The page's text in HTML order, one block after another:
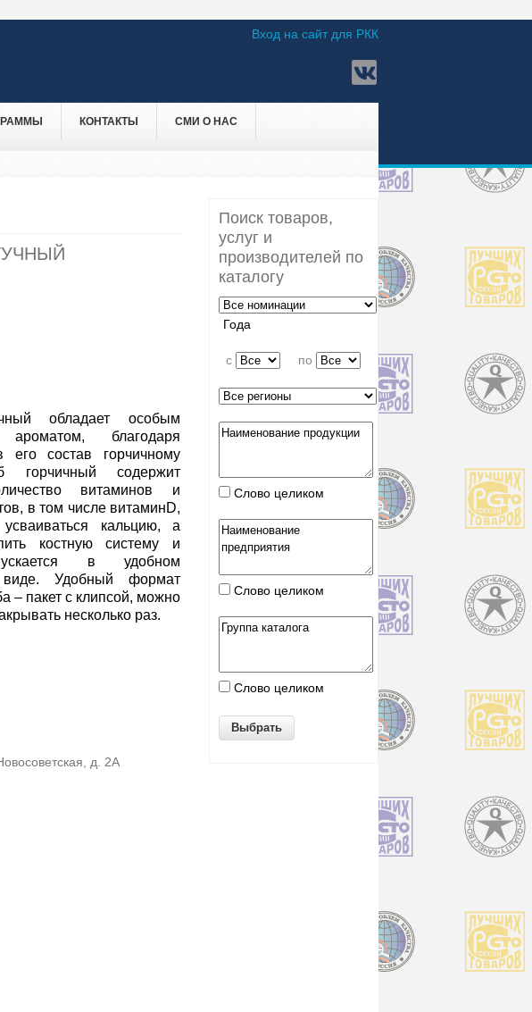
Вход на сайт для РКК
КОНТАКТЫ СМИ О НАС
обладает особым
благодаря
его состав горчичному
горчичный содержит
витаминов и
в том числе витаминD,
кальцию, а
костную систему и
в удобном
виде. Удобный формат
– пакет с клипсой, можно
несколько раз.
д. 2А
Поиск товаров,
услуг и
производителей по
каталогу
Года
c по
Слово целиком
Слово целиком
Слово целиком